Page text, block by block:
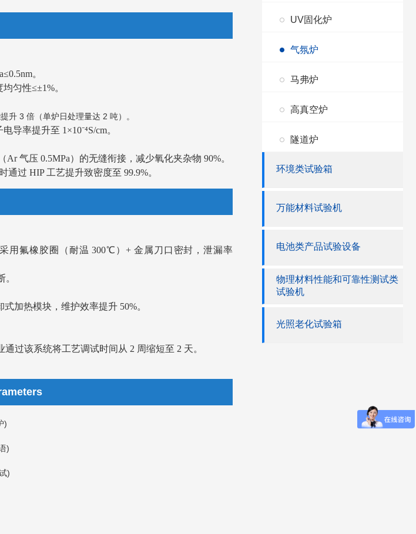
UV固化炉
气氛炉
马弗炉
高真空炉
隧道炉
环境类试验箱
万能材料试验机
电池类产品试验设备
物理材料性能和可靠性测试类
试验机
光照老化试验箱
。
匀性≤±1%。
3 倍（单炉日处理量达 2 吨）。
率提升至 1×10⁻⁴S/cm。
气压 0.5MPa）的无缝衔接，减少氧化夹杂物 90%。
过 HIP 工艺提升致密度至 99.9%。
用氟橡胶圈（耐温 300℃）+ 金属刀口密封，泄漏率
加热模块，维护效率提升 50%。
过该系统将工艺调试时间从 2 周缩短至 2 天。
)
)
)